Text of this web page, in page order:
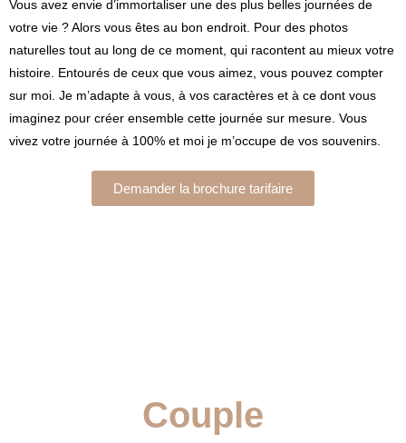
Vous avez envie d’immortaliser une des plus belles journées de
votre vie ? Alors vous êtes au bon endroit. Pour des photos
naturelles tout au long de ce moment, qui racontent au mieux votre
histoire. Entourés de ceux que vous aimez, vous pouvez compter
sur moi. Je m’adapte à vous, à vos caractères et à ce dont vous
imaginez pour créer ensemble cette journée sur mesure. Vous
vivez votre journée à 100% et moi je m’occupe de vos souvenirs.
Demander la brochure tarifaire
Couple